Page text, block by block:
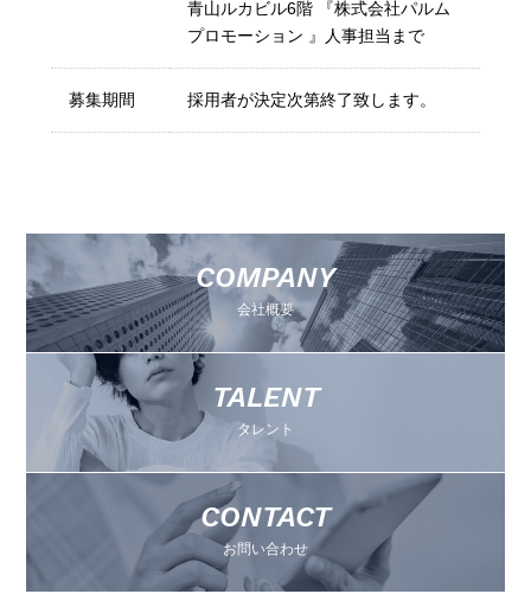
青山ルカビル6階 『株式会社パルム
プロモーション 』人事担当まで
募集期間 採用者が決定次第終了致します。
COMPANY
会社概要
TALENT
タレント
CONTACT
お問い合わせ